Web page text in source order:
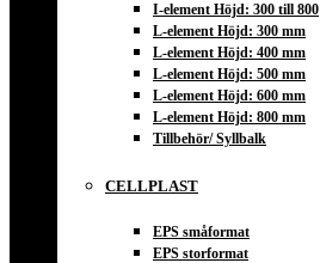
I-element Höjd: 300 till 800
L-element Höjd: 300 mm
L-element Höjd: 400 mm
L-element Höjd: 500 mm
L-element Höjd: 600 mm
L-element Höjd: 800 mm
Tillbehör/ Syllbalk
CELLPLAST
EPS småformat
EPS storformat